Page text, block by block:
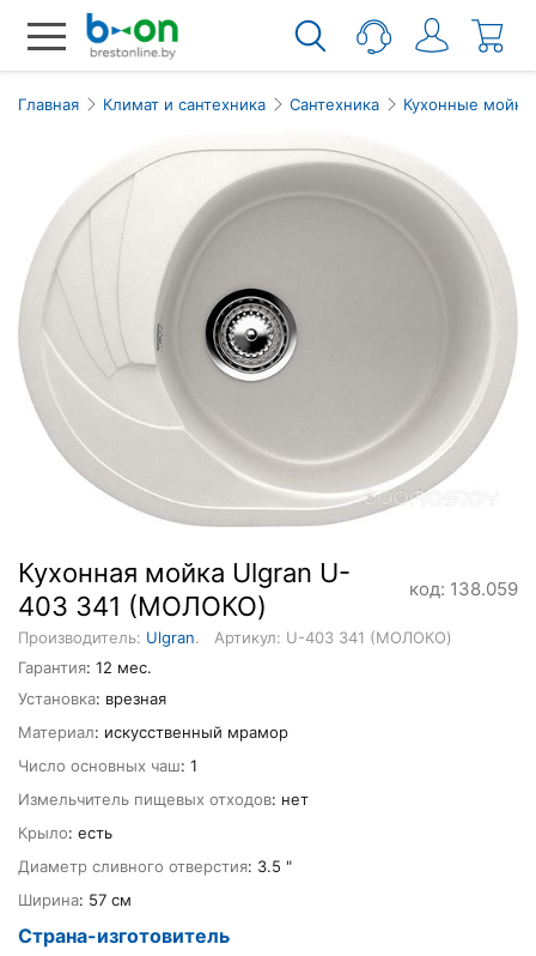
Главная Климат и сантехника Сантехника Кухонные мойки
Кухонная мойка Ulgran U-
403 341 (МОЛОКО)
код: 138.059
Производитель: Ulgran.
Артикул: U-403 341 (МОЛОКО)
Гарантия: 12 мес.
Установка: врезная
Материал: искусственный мрамор
Число основных чаш: 1
Измельчитель пищевых отходов: нет
Крыло: есть
Диаметр сливного отверстия: 3.5 "
Ширина: 57 см
Страна-изготовитель